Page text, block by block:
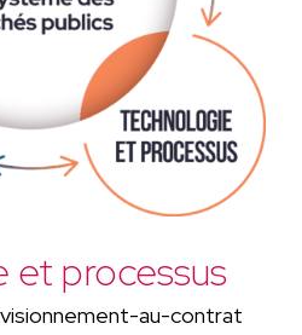
et processus
au-contrat